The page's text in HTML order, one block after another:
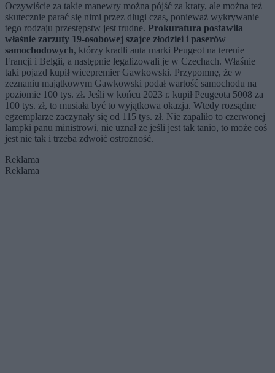
Oczywiście za takie manewry można pójść za kraty, ale można też
skutecznie parać się nimi przez długi czas, ponieważ wykrywanie
tego rodzaju przestępstw jest trudne. Prokuratura postawiła
właśnie zarzuty 19-osobowej szajce złodziei i paserów
samochodowych, którzy kradli auta marki Peugeot na terenie
Francji i Belgii, a następnie legalizowali je w Czechach. Właśnie
taki pojazd kupił wicepremier Gawkowski. Przypomnę, że w
zeznaniu majątkowym Gawkowski podał wartość samochodu na
poziomie 100 tys. zł. Jeśli w końcu 2023 r. kupił Peugeota 5008 za
100 tys. zł, to musiała być to wyjątkowa okazja. Wtedy rozsądne
egzemplarze zaczynały się od 115 tys. zł. Nie zapaliło to czerwonej
lampki panu ministrowi, nie uznał że jeśli jest tak tanio, to może coś
jest nie tak i trzeba zdwoić ostrożność.
Reklama
Reklama